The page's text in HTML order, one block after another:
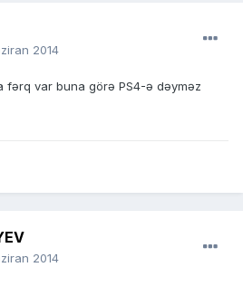
2014
fərq var buna görə PS4-ə dəyməz
2014